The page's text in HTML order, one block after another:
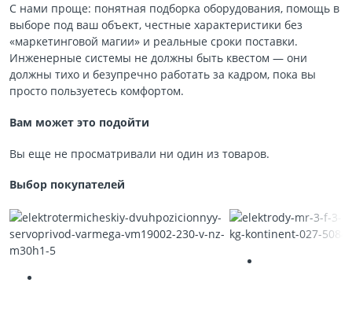
С нами проще: понятная подборка оборудования, помощь в
выборе под ваш объект, честные характеристики без
«маркетинговой магии» и реальные сроки поставки.
Инженерные системы не должны быть квестом — они
должны тихо и безупречно работать за кадром, пока вы
просто пользуетесь комфортом.
Вам может это подойти
Вы еще не просматривали ни один из товаров.
Выбор покупателей